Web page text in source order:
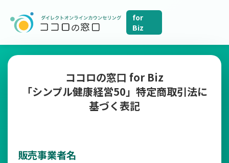
for
Biz
ココロの窓口 for Biz
「シンプル健康経営50」特定商取引法に
基づく表記
販売事業者名